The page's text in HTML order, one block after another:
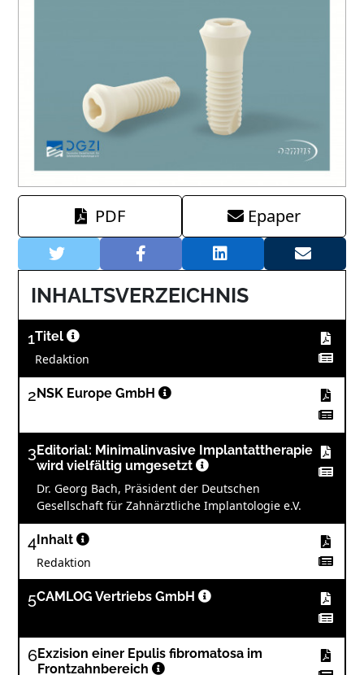
PDF Epaper
INHALTSVERZEICHNIS
1Titel
Redaktion
2 NSK Europe GmbH
3 Editorial: Minimalinvasive Implantattherapie
wird vielfältig umgesetzt
Dr. Georg Bach, Präsident der Deutschen
Gesellschaft für Zahnärztliche Implantologie e.V.
4 Inhalt
Redaktion
5CAMLOG Vertriebs GmbH
6Exzision einer Epulis fibromatosa im
Frontzahnbereich